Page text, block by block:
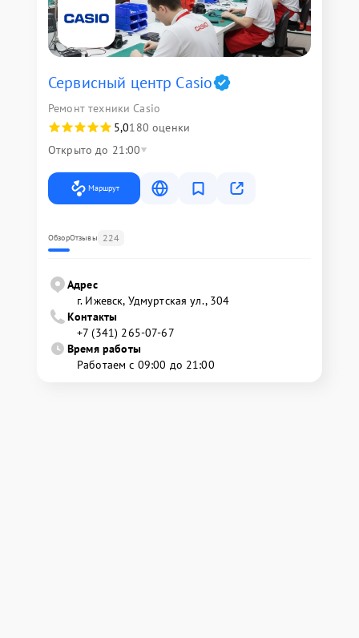
Сервисный центр Casio
Ремонт техники Casio
5,0180 оценки
Открыто до 21:00
Маршрут
ОбзорОтзывы 224
Адрес
г. Ижевск, Удмуртская ул., 304
Контакты
+7 (341) 265-07-67
Время работы
Работаем с 09:00 до 21:00